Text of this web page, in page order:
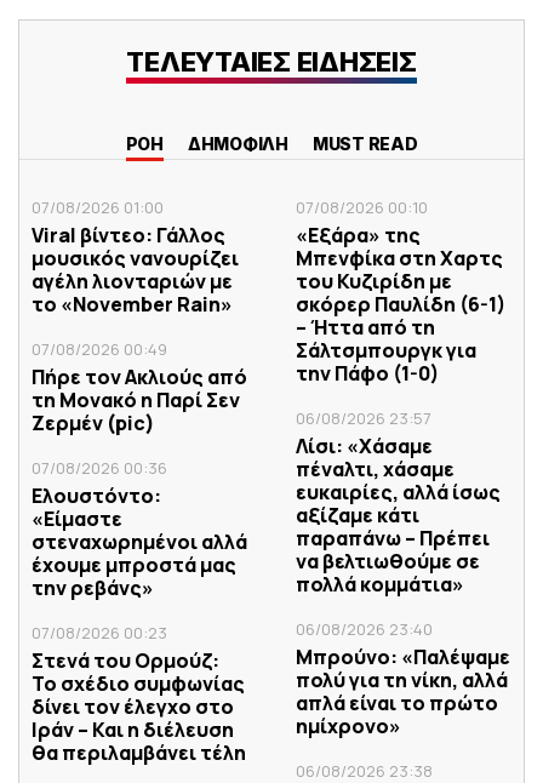
ΤΕΛΕΥΤΑΙΕΣ ΕΙΔΗΣΕΙΣ
ΡΟΗ ΔΗΜΟΦΙΛΗ MUST READ
07/08/2026 01:00
Viral βίντεο: Γάλλος
μουσικός νανουρίζει
αγέλη λιονταριών με
το «November Rain»
07/08/2026 00:49
Πήρε τον Ακλιούς από
τη Μονακό η Παρί Σεν
Ζερμέν (pic)
07/08/2026 00:36
Ελουστόντο:
«Είμαστε
στεναχωρημένοι αλλά
έχουμε μπροστά μας
την ρεβάνς»
07/08/2026 00:23
Στενά του Ορμούζ:
Το σχέδιο συμφωνίας
δίνει τον έλεγχο στο
Ιράν – Και η διέλευση
θα περιλαμβάνει τέλη
07/08/2026 00:10
«Εξάρα» της
Μπενφίκα στη Χαρτς
του Κυζιρίδη με
σκόρερ Παυλίδη (6-1)
– Ήττα από τη
Σάλτσμπουργκ για
την Πάφο (1-0)
06/08/2026 23:57
Λίσι: «Χάσαμε
πέναλτι, χάσαμε
ευκαιρίες, αλλά ίσως
αξίζαμε κάτι
παραπάνω – Πρέπει
να βελτιωθούμε σε
πολλά κομμάτια»
06/08/2026 23:40
Μπρούνο: «Παλέψαμε
πολύ για τη νίκη, αλλά
απλά είναι το πρώτο
ημίχρονο»
06/08/2026 23:38